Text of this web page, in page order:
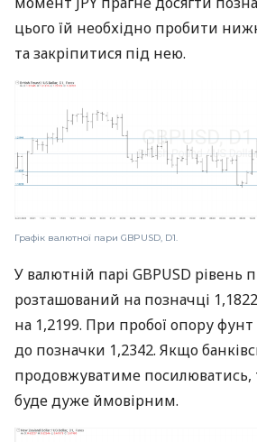
цього їй необхідно пробити
та закріпитися під нею.
Графік валютної пари GBPUSD, D1.
У валютній парі GBPUSD рівень
розташований на позначці
на 1,2199. При пробої опору
до позначки 1,2342. Якщо
продовжуватиме посилюватись,
буде дуже ймовірним.